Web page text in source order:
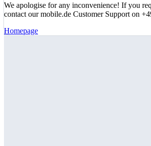
We apologise for any inconvenience! If you
contact our mobile.de Customer Support on
Homepage